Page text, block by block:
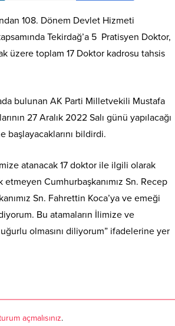
108. Dönem Devlet Hizmeti
Tekirdağ’a 5 Pratisyen Doktor,
üzere toplam 17 Doktor kadrosu tahsis
bulunan AK Parti Milletvekili Mustafa
27 Aralık 2022 Salı günü yapılacağı
başlayacaklarını bildirdi.
atanacak 17 doktor ile ilgili olarak
Cumhurbaşkanımız Sn. Recep
Sn. Fahrettin Koca’ya ve emeği
Bu atamaların İlimize ve
olmasını diliyorum” ifadelerine yer
açmalısınız.